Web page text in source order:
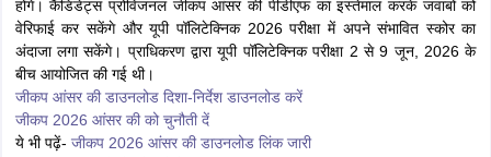
Pattern MHT CET Answer Key MHT CET Cutoff MHT CET Result MHT
KCET CutoffKCET Result
View All KCET Articles
Answer KeyVITEEE Cutoff VITEEE Result
View All VITEEE Articles
Answer KeyBITSAT Cutoff BITSAT Result View All BITSAT Articles
M.Arch Colleges in India
Phd Colleges in India
होंगे। कैंडिडेट्स प्रोविजनल जीकप आंसर की पीडीएफ का इस्तेमाल करके जवाबों को
वेरिफाई कर सकेंगे और यूपी पॉलिटेक्निक 2026 परीक्षा में अपने संभावित स्कोर का
अंदाजा लगा सकेंगे। प्राधिकरण द्वारा यूपी पॉलिटेक्निक परीक्षा 2 से 9 जून, 2026 के
बीच आयोजित की गई थी।
जीकप आंसर की डाउनलोड दिशा-निर्देश डाउनलोड करें
जीकप 2026 आंसर की को चुनौती दें
ये भी पढ़ें- जीकप 2026 आंसर की डाउनलोड लिंक जारी